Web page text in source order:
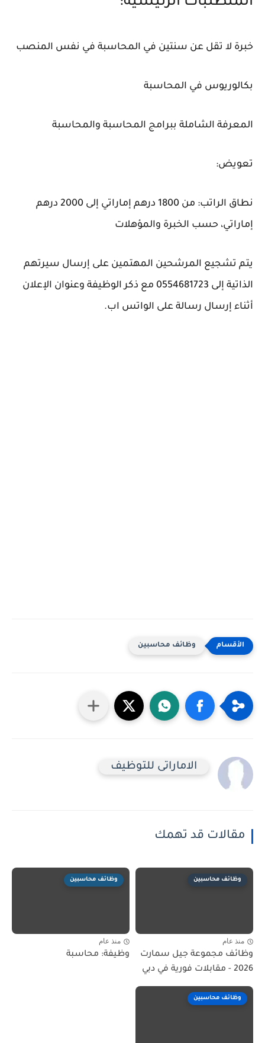
خبرة لا تقل عن سنتين في المحاسبة في نفس المنصب
بكالوريوس في المحاسبة
المعرفة الشاملة ببرامج المحاسبة والمحاسبة
تعويض:
نطاق الراتب: من 1800 درهم إماراتي إلى 2000 درهم
إماراتي، حسب الخبرة والمؤهلات
يتم تشجيع المرشحين المهتمين على إرسال سيرتهم
الذاتية إلى 0554681723 مع ذكر الوظيفة وعنوان الإعلان
أثناء إرسال رسالة على الواتس اب.
وظائف محاسبين
الاماراتى للتوظيف
مقالات قد تهمك
وظائف محاسبين
منذ عام
وظائف مجموعة جيل سمارت
2026 - مقابلات فورية في دبي
وظائف محاسبين
منذ عام
وظيفة: محاسبة
وظائف محاسبين